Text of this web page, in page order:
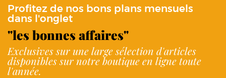
Profitez de nos bons plans mensuels
dans l'onglet
"les bonnes affaires"
Exclusives sur une large sélection d'articles
disponibles sur notre boutique en ligne toute
l'année.